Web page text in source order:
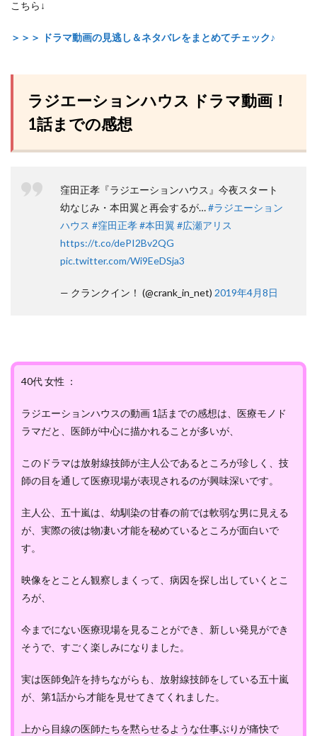
こちら↓
＞＞＞ ドラマ動画の見逃し＆ネタバレをまとめてチェック♪
ラジエーションハウス ドラマ動画！
1話までの感想
窪田正孝『ラジエーションハウス』今夜スタート
幼なじみ・本田翼と再会するが…#ラジエーション
ハウス #窪田正孝#本田翼 #広瀬アリス
https://t.co/dePI2Bv2QG
pic.twitter.com/Wi9EeDSja3
— クランクイン！ (@crank_in_net) 2019年4月8日
40代 女性 ：
ラジエーションハウスの動画 1話までの感想は、医療モノド
ラマだと、医師が中心に描かれることが多いが、
このドラマは放射線技師が主人公であるところが珍しく、技
師の目を通して医療現場が表現されるのが興味深いです。
主人公、五十嵐は、幼馴染の甘春の前では軟弱な男に見える
が、実際の彼は物凄い才能を秘めているところが面白いで
す。
映像をとことん観察しまくって、病因を探し出していくとこ
ろが、
今までにない医療現場を見ることができ、新しい発見ができ
そうで、すごく楽しみになりました。
実は医師免許を持ちながらも、放射線技師をしている五十嵐
が、第1話から才能を見せてきてくれました。
上から目線の医師たちを黙らせるような仕事ぶりが痛快で